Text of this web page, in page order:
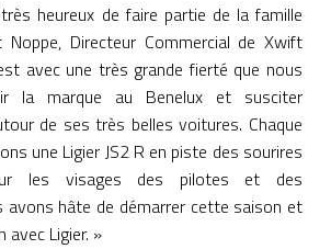
heureux de faire partie de la famille
Noppe, Directeur Commercial de Xwift
avec une très grande fierté que nous
la marque au Benelux et susciter
de ses très belles voitures. Chaque
une Ligier JS2 R en piste des sourires
les visages des pilotes et des
avons hâte de démarrer cette saison et
Ligier. »